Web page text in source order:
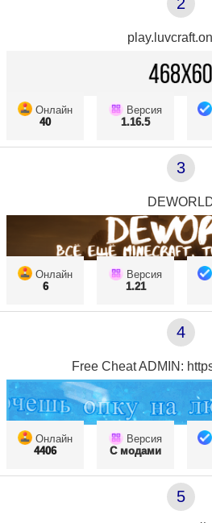
Онлайн
40
Версия
1.16.5
3
Онлайн
6
Версия
1.21
4
Free Cheat ADMIN:
Онлайн
4406
Версия
С модами
5